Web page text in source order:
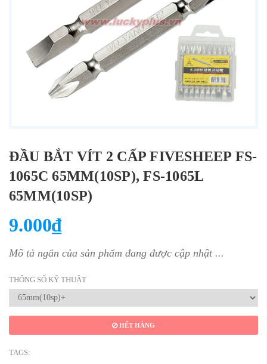
ĐẦU BẮT VÍT 2 CẤP FIVESHEEP FS-
1065C 65MM(10SP), FS-1065L
65MM(10SP)
9.000₫
Mô tả ngắn của sản phẩm đang được cập nhật ...
THÔNG SỐ KỸ THUẬT
HẾT HÀNG
TAGS: